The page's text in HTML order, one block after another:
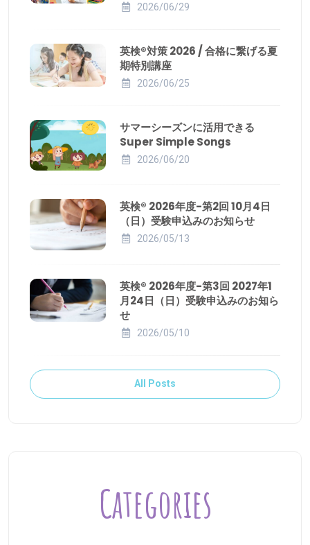
2026/06/29
英検®対策 2026 / 合格に繋げる夏
期特別講座
2026/06/25
サマーシーズンに活用できる
Super Simple Songs
2026/06/20
英検® 2026年度-第2回 10月4日
（日）受験申込みのお知らせ
2026/05/13
英検® 2026年度-第3回 2027年1
月24日（日）受験申込みのお知ら
せ
2026/05/10
All Posts
Categories